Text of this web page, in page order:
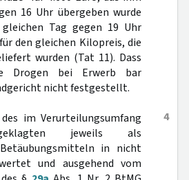
16 Uhr übergeben wurde
Tag gegen 19 Uhr
den gleichen Kilopreis, die
wurden (Tat 11). Dass
Drogen bei Erwerb bar
nicht festgestellt.
4
im Verurteilungsumfang
jeweils als
in nicht
und ausgehend vom